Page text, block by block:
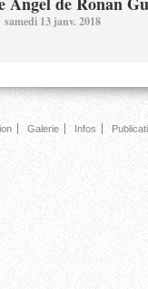
samedi 13 janv. 2018
Galerie Infos